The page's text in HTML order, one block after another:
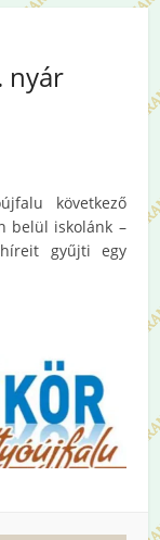
nyár
következő
belül iskolánk –
gyűjti egy